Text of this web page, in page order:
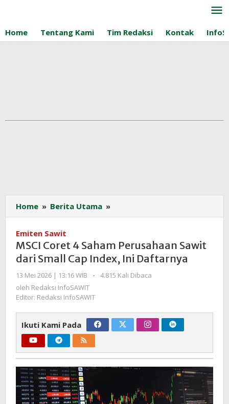
konten
Home Tentang Kami Tim Redaksi Kontak
Home » Berita Utama »
Coret
Perusahaan
Sawit
dari
Ini
Daftarnya
Emiten Sawit
MSCI Coret 4 Saham Perusahaan Sawit
dari Small Cap Index, Ini Daftarnya
13 Mei 2026 | 13:16 WIB
oleh
InfoSAWIT
-
4.815 Kali Dibaca
oleh Redaksi InfoSAWIT
Editor: Redaksi InfoSAWIT
Ikuti Kami Pada